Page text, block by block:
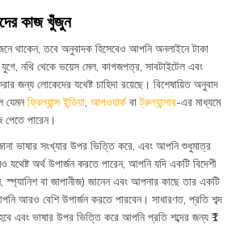
কাজ খুঁজুন
থাকেন, তবে অনুবাদক হিসেবেও আপনি অনলাইনে টাকা
নথি থেকে ভয়েস মেল, কাগজপত্র, সাবটাইটেল এবং
জন্য লোকেদের যথেষ্ট চাহিদা রয়েছে। বিশেষায়িত অনুবাদ
যেমনফ্রিল্যান্স ইন্ডিয়া, আপওয়ার্কবাট্রুল্যান্সার-এর মাধ্যমে
পারেন।
ভাষার সংখ্যার উপর ভিত্তি করে, এবং আপনি শুধুমাত্র
যথেষ্ট অর্থ উপার্জন করতে পারেন, আপনি যদি একটি বিদেশী
স্প্যানিশ বা জাপানীজ) জানেন এবং আপনার কাছে তার একটি
আরও বেশি উপার্জন করতে পারবেন। সাধারণত, প্রতি শব্দ
এবং ভাষার উপর ভিত্তি করে আপনি প্রতি শব্দের জন্য ₹1